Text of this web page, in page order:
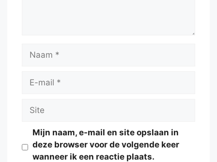
Naam
Site
Mijn naam, e-mail en site opslaan in
deze browser voor de volgende keer
wanneer ik een reactie plaats.